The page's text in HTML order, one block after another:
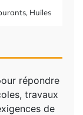
Huiles
répondre
travaux
de